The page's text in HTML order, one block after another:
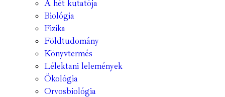
A hét kutatója
Biológia
Fizika
Földtudomány
Könyvtermés
Lélektani lelemények
Ökológia
Orvosbiológia